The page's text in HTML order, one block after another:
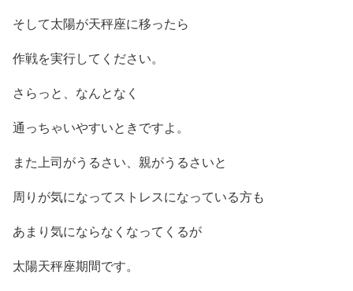
そして太陽が天秤座に移ったら
作戦を実行してください。
さらっと、なんとなく
通っちゃいやすいときですよ。
また上司がうるさい、親がうるさいと
周りが気になってストレスになっている方も
あまり気にならなくなってくるが
太陽天秤座期間です。